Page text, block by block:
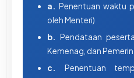
a. Penentuan waktu
oleh Menteri)
b. Pendataan
Kemenag, dan
c.
Penentuan